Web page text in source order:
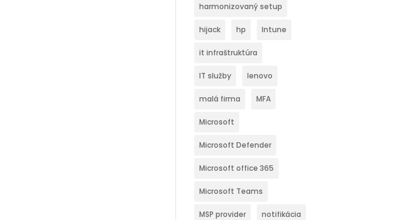
harmonizovaný setup
hijack hp Intune
it infraštruktúra
IT služby lenovo
malá firma MFA
Microsoft
Microsoft Defender
Microsoft office 365
Microsoft Teams
MSP provider notifikácia